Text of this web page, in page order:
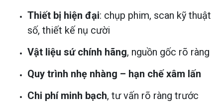
Thiết bị hiện đại: chụp phim, scan kỹ thuật
số, thiết kế nụ cười
Vật liệu sứ chính hãng, nguồn gốc rõ ràng
Quy trình nhẹ nhàng – hạn chế xâm lấn
Chi phí minh bạch, tư vấn rõ ràng trước